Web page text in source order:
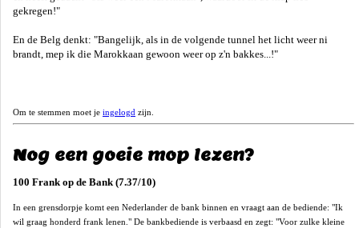
gekregen!"
En de Belg denkt: "Bangelijk, als in de volgende tunnel het licht weer ni
brandt, mep ik die Marokkaan gewoon weer op z'n bakkes...!"
Om te stemmen moet je ingelogd zijn.
Nog een goeie mop lezen?
100 Frank op de Bank (7.37/10)
In een grensdorpje komt een Nederlander de bank binnen en vraagt aan de bediende: "Ik
wil graag honderd frank lenen." De bankbediende is verbaasd en zegt: "Voor zulke kleine